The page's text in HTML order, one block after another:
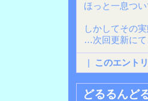
ほっと一息つ
しかしてその実
…次回更新にて
| このエント
どるるんど